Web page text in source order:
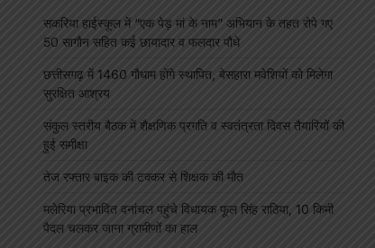
सकरिया हाईस्कूल में “एक पेड़ मां के नाम” अभियान के तहत रोपे गए
50 सागौन सहित कई छायादार व फलदार पौधे
छत्तीसगढ़ में 1460 गौधाम होंगे स्थापित, बेसहारा मवेशियों को मिलेगा
सुरक्षित आश्रय
संकुल स्तरीय बैठक में शैक्षणिक प्रगति व स्वतंत्रता दिवस तैयारियों की
हुई समीक्षा
तेज रफ्तार बाइक की टक्कर से शिक्षक की मौत
मलेरिया प्रभावित वनांचल पहुंचे विधायक फूल सिंह राठिया, 10 किमी
पैदल चलकर जाना ग्रामीणों का हाल